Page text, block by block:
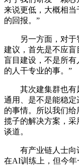
来说更低，大概相当
的回报。”
另一方面，对于
建议，首先是不应
盲目建设，不是所
的人干专业的事。”
其次建集群也有风
通用、是不是能稳
的事情。所以我们
揽子的解决方案，采
谈道。
有产业链人士向
在AI训练上，但今